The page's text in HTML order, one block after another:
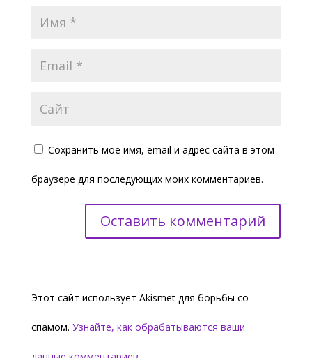
Сохранить моё имя, email и адрес сайта в этом
браузере для последующих моих комментариев.
Этот сайт использует Akismet для борьбы со
спамом. Узнайте, как обрабатываются ваши